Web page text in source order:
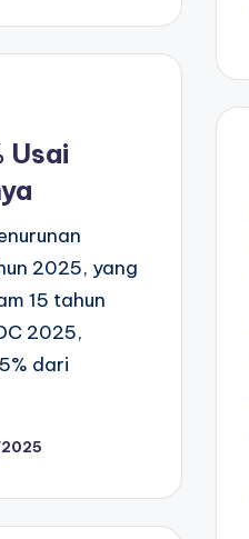
Usai
2025, yang
15 tahun
2025,
dari